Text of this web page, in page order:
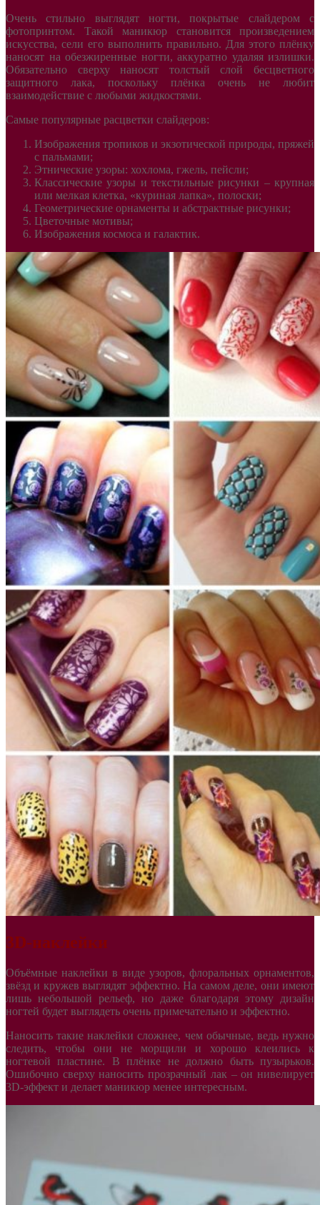
Очень стильно выглядят ногти, покрытые слайдером с
фотопринтом. Такой маникюр становится произведением
искусства, сели его выполнить правильно. Для этого плёнку
наносят на обезжиренные ногти, аккуратно удаляя излишки.
Обязательно сверху наносят толстый слой бесцветного
защитного лака, поскольку плёнка очень не любит
взаимодействие с любыми жидкостями.
Самые популярные расцветки слайдеров:
Изображения тропиков и экзотической природы, пряжей
с пальмами;
Этнические узоры: хохлома, гжель, пейсли;
Классические узоры и текстильные рисунки – крупная
или мелкая клетка, «куриная лапка», полоски;
Геометрические орнаменты и абстрактные рисунки;
Цветочные мотивы;
Изображения космоса и галактик.
3D-наклейки
Объёмные наклейки в виде узоров, флоральных орнаментов,
звёзд и кружев выглядят эффектно. На самом деле, они имеют
лишь небольшой рельеф, но даже благодаря этому дизайн
ногтей будет выглядеть очень примечательно и эффектно.
Наносить такие наклейки сложнее, чем обычные, ведь нужно
следить, чтобы они не морщили и хорошо клеились к
ногтевой пластине. В плёнке не должно быть пузырьков.
Ошибочно сверху наносить прозрачный лак – он нивелирует
3D-эффект и делает маникюр менее интересным.